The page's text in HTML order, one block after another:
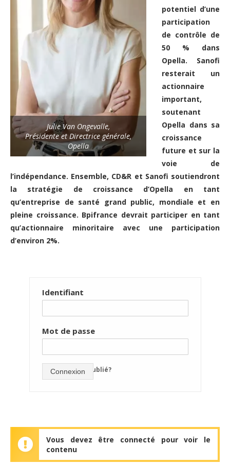
Julie Van Ongevalle,
Présidente et Directrice générale,
Opella
potentiel d’une
participation
de contrôle de
50 % dans
Opella. Sanofi
resterait un
actionnaire
important,
soutenant
Opella dans sa
croissance
future et sur la
voie de
l’indépendance. Ensemble, CD&R et Sanofi soutiendront
la stratégie de croissance d’Opella en tant
qu’entreprise de santé grand public, mondiale et en
pleine croissance. Bpifrance devrait participer en tant
qu’actionnaire minoritaire avec une participation
d’environ 2%.
Identifiant
Mot de passe
mot de passe oublié?
Connexion
Vous devez être connecté pour voir le
contenu